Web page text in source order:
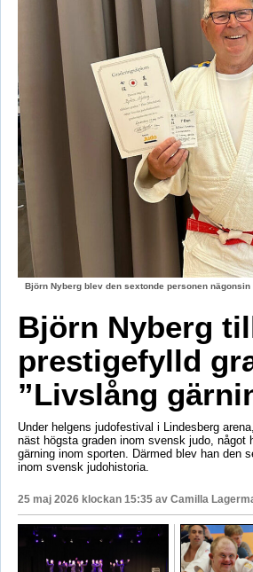
Björn Nyberg blev den sextonde personen
Björn Nyberg
prestigefylld
”Livslång
Under helgens judofestival i Lindesberg
näst högsta graden inom svensk judo,
gärning inom sporten. Därmed blev han den
inom svensk judohistoria.
25 maj 2026 klockan 15:35 av Camilla